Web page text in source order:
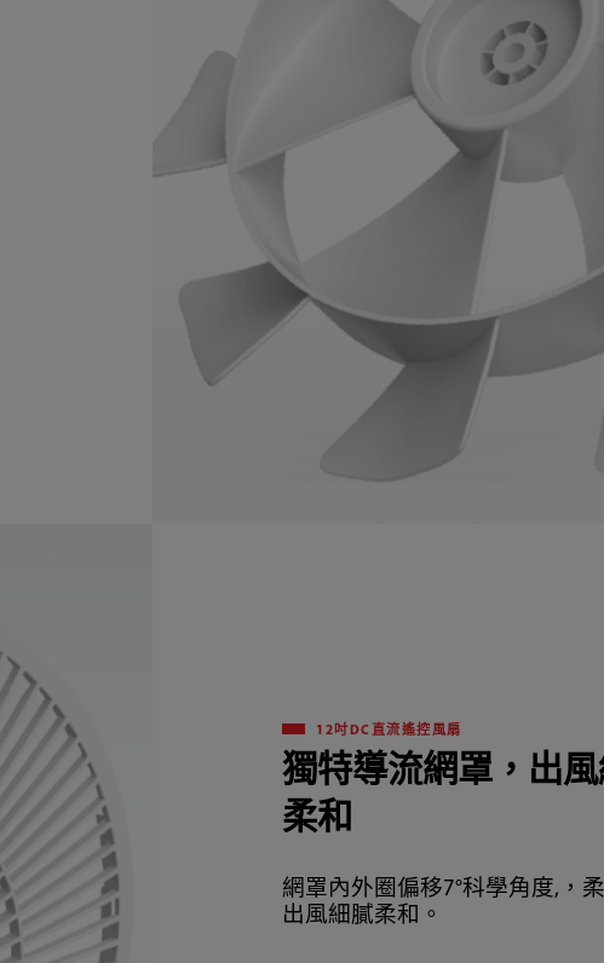
12吋DC直流遙控風扇
獨特導流網罩，出
柔和
網罩內外圈偏移7°科學角度,，
出風細膩柔和。